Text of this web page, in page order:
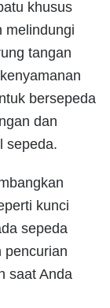
khusus
melindungi
tangan
bersepeda
dan
sepeda.
kunci
sepeda
pencurian
saat Anda